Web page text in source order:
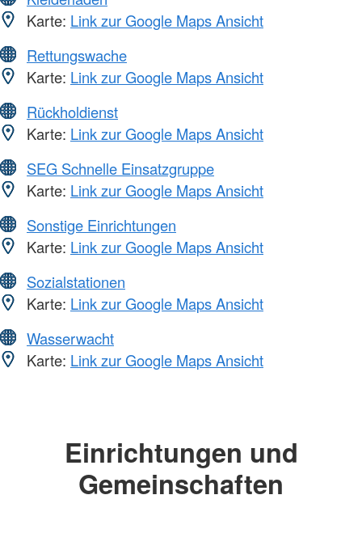
Karte: Link zur Google Maps Ansicht
Rettungswache
Karte: Link zur Google Maps Ansicht
Rückholdienst
Karte: Link zur Google Maps Ansicht
SEG Schnelle Einsatzgruppe
Karte: Link zur Google Maps Ansicht
Sonstige Einrichtungen
Karte: Link zur Google Maps Ansicht
Sozialstationen
Karte: Link zur Google Maps Ansicht
Wasserwacht
Karte: Link zur Google Maps Ansicht
Einrichtungen und
Gemeinschaften